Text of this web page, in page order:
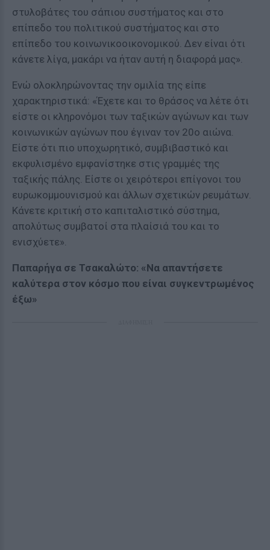
στυλοβάτες του σάπιου συστήματος και στο
επίπεδο του πολιτικού συστήματος και στο
επίπεδο του κοινωνικοοικονομικού. Δεν είναι ότι
κάνετε λίγα, μακάρι να ήταν αυτή η διαφορά μας».
Ενώ ολοκληρώνοντας την ομιλία της είπε
χαρακτηριστικά: «Έχετε και το θράσος να λέτε ότι
είστε οι κληρονόμοι των ταξικών αγώνων και των
κοινωνικών αγώνων που έγιναν τον 20ο αιώνα.
Είστε ότι πιο υποχωρητικό, συμβιβαστικό και
εκφυλισμένο εμφανίστηκε στις γραμμές της
ταξικής πάλης. Είστε οι χειρότεροι επίγονοι του
ευρωκομμουνισμού και άλλων σχετικών ρευμάτων.
Κάνετε κριτική στο καπιταλιστικό σύστημα,
απολύτως συμβατοί στα πλαίσιά του και το
ενισχύετε».
Παπαρήγα σε Τσακαλώτο: «Να απαντήσετε
καλύτερα στον κόσμο που είναι συγκεντρωμένος
έξω»